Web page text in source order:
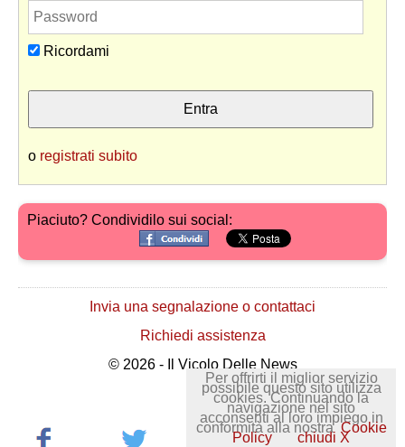
Ricordami
o registrati subito
Piaciuto? Condividilo sui social:
Invia una segnalazione o contattaci
Richiedi assistenza
© 2026 - Il Vicolo Delle News
Per offrirti il miglior servizio
possibile questo sito utilizza
cookies. Continuando la
navigazione nel sito
acconsenti al loro impiego in
conformità alla nostra Cookie
Policy chiudi X